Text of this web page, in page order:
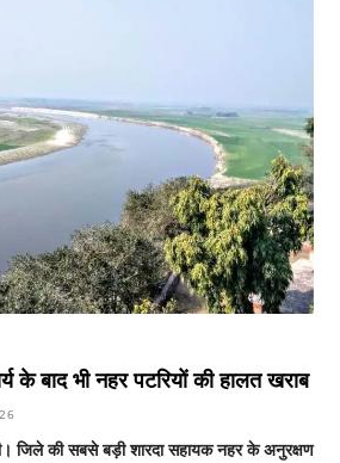
के बाद भी नहर पटरियों की हालत खराब
जिले की सबसे बड़ी शारदा सहायक नहर के अनुरक्षण